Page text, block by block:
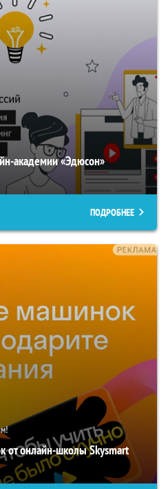
академии «Эдюсон»
ПОДРОБНЕЕ
от онлайн-школы Skysmart